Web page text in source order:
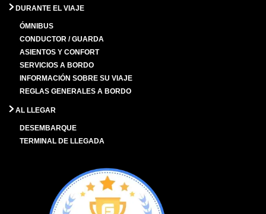
DURANTE EL VIAJE
ÓMNIBUS
CONDUCTOR / GUARDA
ASIENTOS Y CONFORT
SERVICIOS A BORDO
INFORMACIÓN SOBRE SU VIAJE
REGLAS GENERALES A BORDO
AL LLEGAR
DESEMBARQUE
TERMINAL DE LLEGADA